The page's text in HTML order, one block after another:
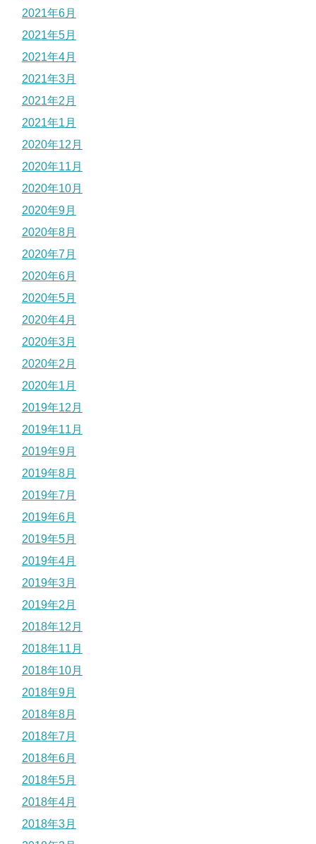
2021年6月
2021年5月
2021年4月
2021年3月
2021年2月
2021年1月
2020年12月
2020年11月
2020年10月
2020年9月
2020年8月
2020年7月
2020年6月
2020年5月
2020年4月
2020年3月
2020年2月
2020年1月
2019年12月
2019年11月
2019年9月
2019年8月
2019年7月
2019年6月
2019年5月
2019年4月
2019年3月
2019年2月
2018年12月
2018年11月
2018年10月
2018年9月
2018年8月
2018年7月
2018年6月
2018年5月
2018年4月
2018年3月